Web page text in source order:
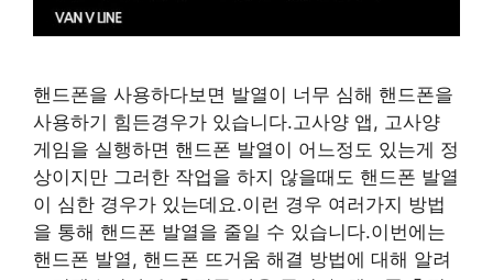
핸드폰을 사용하다보면 발열이 너무 심해 핸드폰을
사용하기 힘든경우가 있습니다.고사양 앱, 고사양
게임을 실행하면 핸드폰 발열이 어느정도 있는게 정
상이지만 그러한 작업을 하지 않을때도 핸드폰 발열
이 심한 경우가 있는데요.이런 경우 여러가지 방법
을 통해 핸드폰 발열을 줄일 수 있습니다.이번에는
핸드폰 발열, 핸드폰 뜨거움 해결 방법에 대해 알려